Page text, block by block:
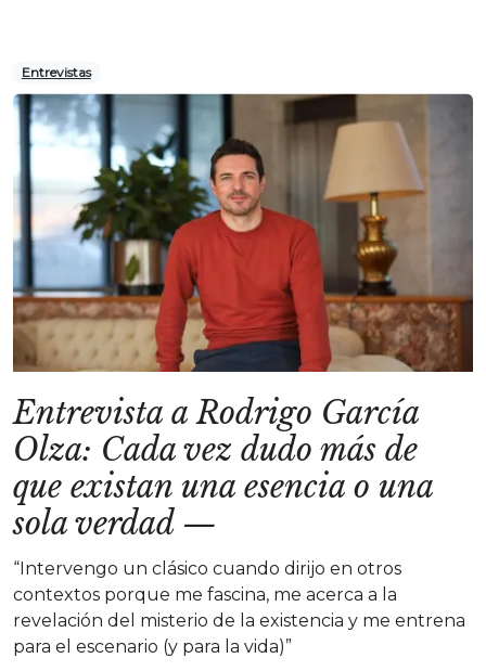
Entrevistas
Entrevista a Rodrigo García
Olza: Cada vez dudo más de
que existan una esencia o una
sola verdad—
“Intervengo un clásico cuando dirijo en otros
contextos porque me fascina, me acerca a la
revelación del misterio de la existencia y me entrena
para el escenario (y para la vida)”